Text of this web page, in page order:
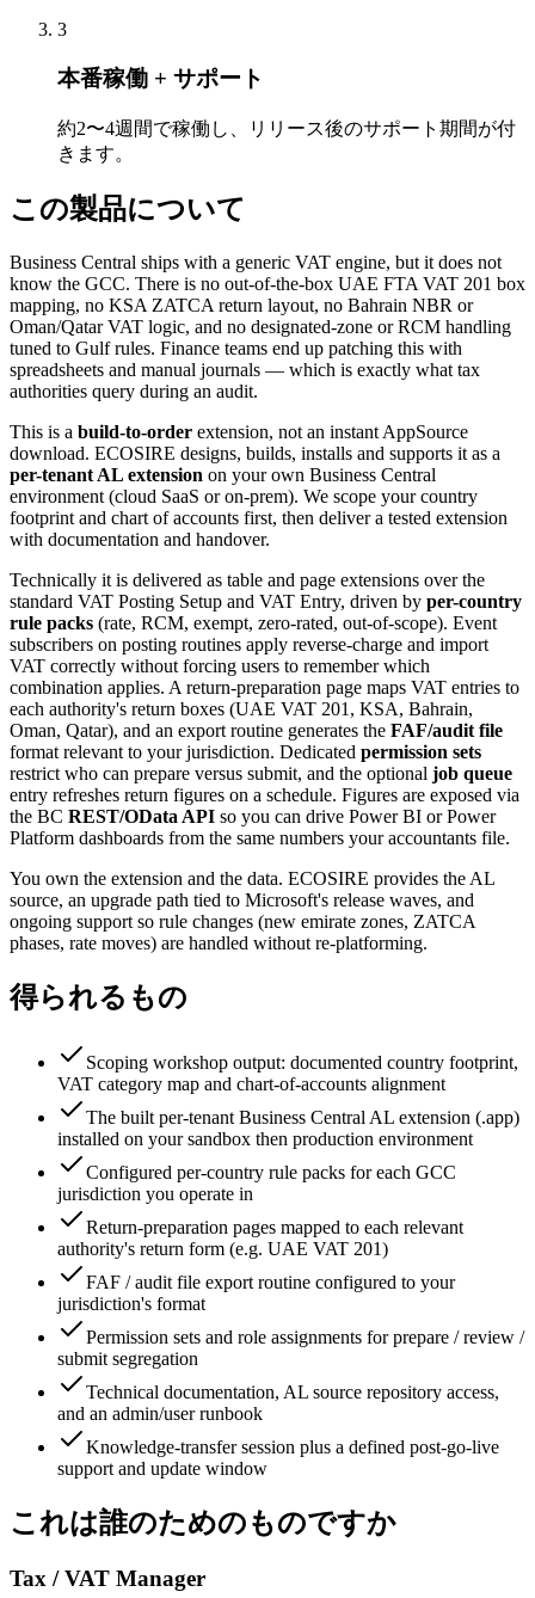
3
本番稼働 + サポート
約2〜4週間で稼働し、リリース後のサポート期間が付
きます。
この製品について
Business Central ships with a generic VAT engine, but it does not
know the GCC. There is no out-of-the-box UAE FTA VAT 201 box
mapping, no KSA ZATCA return layout, no Bahrain NBR or
Oman/Qatar VAT logic, and no designated-zone or RCM handling
tuned to Gulf rules. Finance teams end up patching this with
spreadsheets and manual journals — which is exactly what tax
authorities query during an audit.
This is a build-to-order extension, not an instant AppSource
download. ECOSIRE designs, builds, installs and supports it as a
per-tenant AL extension on your own Business Central
environment (cloud SaaS or on-prem). We scope your country
footprint and chart of accounts first, then deliver a tested extension
with documentation and handover.
Technically it is delivered as table and page extensions over the
standard VAT Posting Setup and VAT Entry, driven by per-country
rule packs (rate, RCM, exempt, zero-rated, out-of-scope). Event
subscribers on posting routines apply reverse-charge and import
VAT correctly without forcing users to remember which
combination applies. A return-preparation page maps VAT entries to
each authority's return boxes (UAE VAT 201, KSA, Bahrain,
Oman, Qatar), and an export routine generates the FAF/audit file
format relevant to your jurisdiction. Dedicated permission sets
restrict who can prepare versus submit, and the optional job queue
entry refreshes return figures on a schedule. Figures are exposed via
the BC REST/OData API so you can drive Power BI or Power
Platform dashboards from the same numbers your accountants file.
You own the extension and the data. ECOSIRE provides the AL
source, an upgrade path tied to Microsoft's release waves, and
ongoing support so rule changes (new emirate zones, ZATCA
phases, rate moves) are handled without re-platforming.
得られるもの
Scoping workshop output: documented country footprint,
VAT category map and chart-of-accounts alignment
The built per-tenant Business Central AL extension (.app)
installed on your sandbox then production environment
Configured per-country rule packs for each GCC
jurisdiction you operate in
Return-preparation pages mapped to each relevant
authority's return form (e.g. UAE VAT 201)
FAF / audit file export routine configured to your
jurisdiction's format
Permission sets and role assignments for prepare / review /
submit segregation
Technical documentation, AL source repository access,
and an admin/user runbook
Knowledge-transfer session plus a defined post-go-live
support and update window
これは誰のためのものですか
Tax / VAT Manager